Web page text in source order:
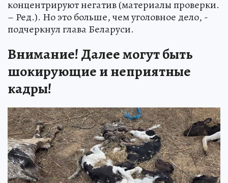
концентрируют негатив (материалы проверки.
– Ред.). Но это больше, чем уголовное дело, -
подчеркнул глава Беларуси.
Внимание! Далее могут быть
шокирующие и неприятные
кадры!